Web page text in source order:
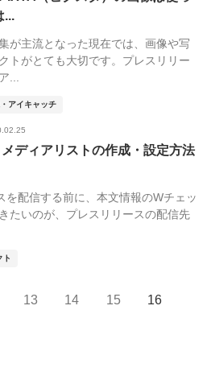
...
が主流となった現在では、画像や写
トがとても大切です。プレスリリー
...
アイキャッチ
メディアリストの作成・設定方法
を配信する前に、本文情報のWチェッ
たいのが、プレスリリースの配信先
ト
13 14 15 16